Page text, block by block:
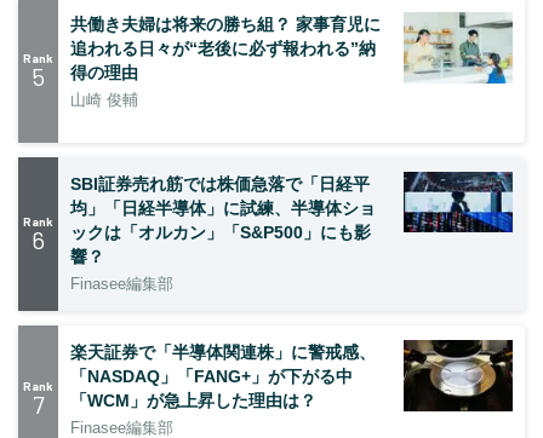
Rank
5
共働き夫婦は将来の勝ち組？ 家事育児に
追われる日々が“老後に必ず報われる”納
得の理由
山崎 俊輔
Rank
6
SBI証券売れ筋では株価急落で「日経平
均」「日経半導体」に試練、半導体ショ
ックは「オルカン」「S&P500」にも影
響？
Finasee編集部
Rank
7
楽天証券で「半導体関連株」に警戒感、
「NASDAQ」「FANG+」が下がる中
「WCM」が急上昇した理由は？
Finasee編集部